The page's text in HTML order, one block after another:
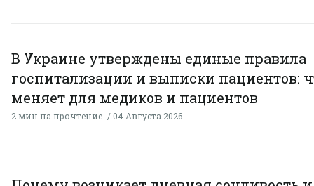
В Украине утверждены единые правила
госпитализации и выписки пациентов:
меняет для медиков и пациентов
2 мин на прочтение 04 Августа 2026